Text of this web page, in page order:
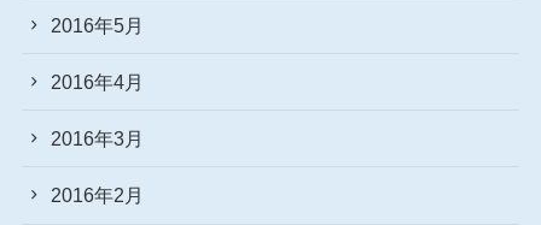
2016年5月
2016年4月
2016年3月
2016年2月